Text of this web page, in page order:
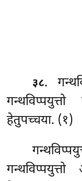
३८.
हेतुपच्चया. (१)